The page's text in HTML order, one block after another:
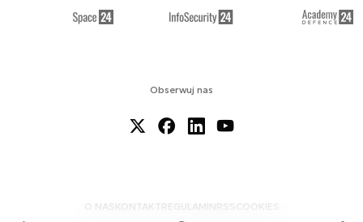
Obserwuj nas
O NAS KONTAKTREGULAMINRSS COOKIES